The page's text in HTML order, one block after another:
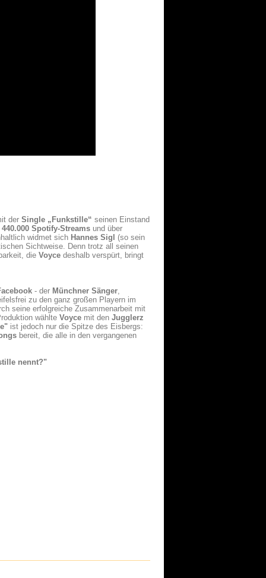
der Single „Funkstille“ seinen Einstand
440.000 Spotify-Streams und über
widmet sich Hannes Sigl
(so sein
Sichtweise. Denn trotz all seinen
die Voyce deshalb verspürt, bringt
- der Münchner Sänger,
zu den ganz großen Playern im
seine erfolgreiche Zusammenarbeit mit
wählte Voyce mit den Jugglerz
ist jedoch nur die Spitze des Eisbergs:
bereit, die alle in den vergangenen
nennt?"